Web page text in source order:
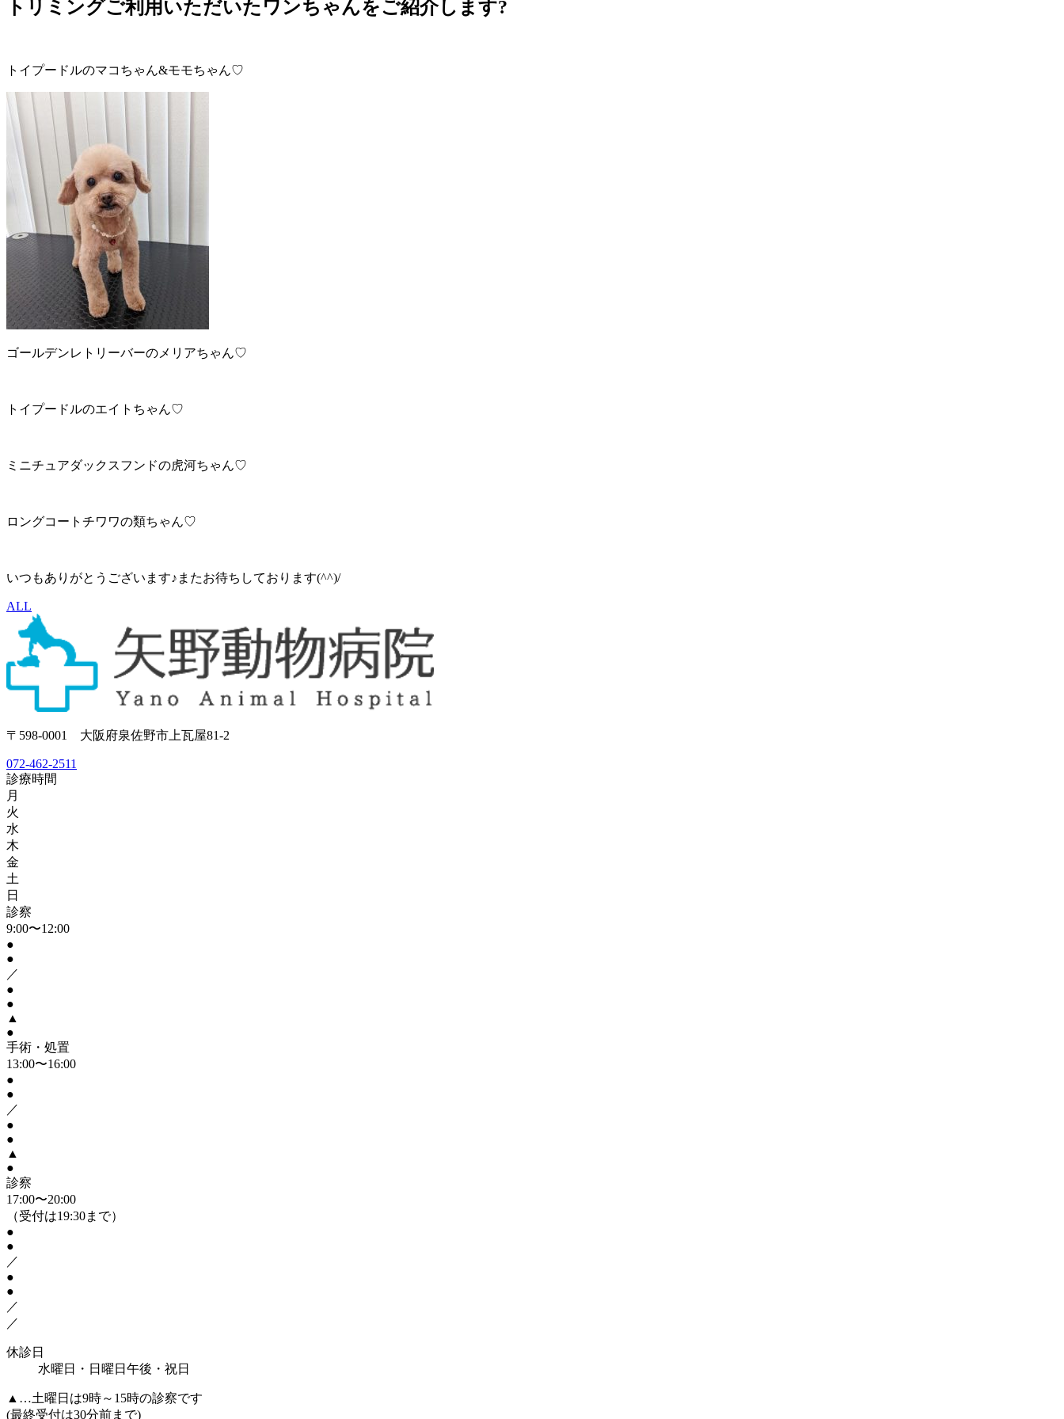
トリミングご利用いただいたワンちゃんをご紹介します?
トイプードルのマコちゃん&モモちゃん♡
ゴールデンレトリーバーのメリアちゃん♡
トイプードルのエイトちゃん♡
ミニチュアダックスフンドの虎河ちゃん♡
ロングコートチワワの類ちゃん♡
いつもありがとうございます♪またお待ちしております(^^)/
ALL
〒598-0001 大阪府泉佐野市上瓦屋81-2
072-462-2511
診療時間
月
火
水
木
金
土
日
診察
9:00〜12:00
●
●
／
●
●
▲
●
手術・処置
13:00〜16:00
●
●
／
●
●
▲
●
診察
17:00〜20:00
（受付は19:30まで）
●
●
／
●
●
／
／
休診日
水曜日・日曜日午後・祝日
▲ …土曜日は9時～15時の診察です
(最終受付は30分前まで)